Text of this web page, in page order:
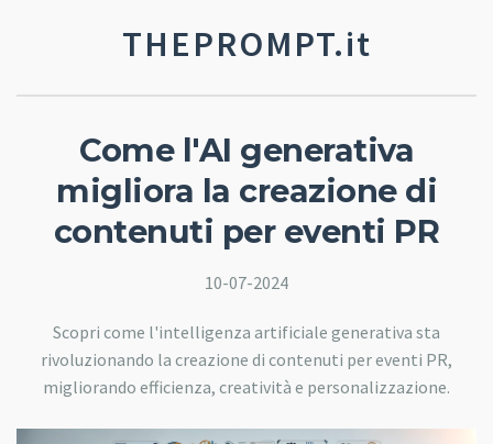
THEPROMPT.it
Come l'AI generativa
migliora la creazione di
contenuti per eventi PR
10-07-2024
Scopri come l'intelligenza artificiale generativa sta
rivoluzionando la creazione di contenuti per eventi PR,
migliorando efficienza, creatività e personalizzazione.